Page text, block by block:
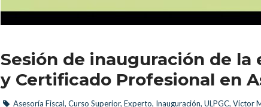
Sesión de inauguración de
y Certificado Profesional en
Asesoría Fiscal, Curso Superior, Experto, Inauguración, ULPGC, Víctor